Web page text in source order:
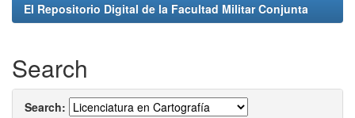
El Repositorio Digital de la Facultad Militar Conjunta
Search
Search: